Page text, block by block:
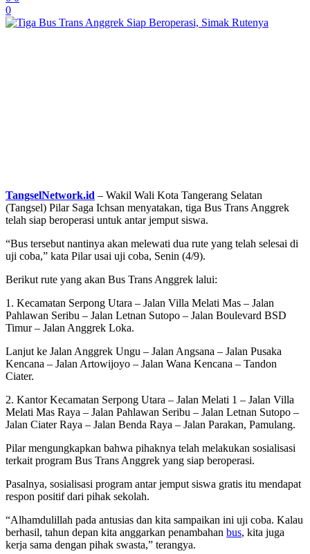
0
TangselNetwork.id – Wakil Wali Kota Tangerang Selatan
(Tangsel) Pilar Saga Ichsan menyatakan, tiga Bus Trans Anggrek
telah siap beroperasi untuk antar jemput siswa.
“Bus tersebut nantinya akan melewati dua rute yang telah selesai di
uji coba,” kata Pilar usai uji coba, Senin (4/9).
Berikut rute yang akan Bus Trans Anggrek lalui:
1. Kecamatan Serpong Utara – Jalan Villa Melati Mas – Jalan
Pahlawan Seribu – Jalan Letnan Sutopo – Jalan Boulevard BSD
Timur – Jalan Anggrek Loka.
Lanjut ke Jalan Anggrek Ungu – Jalan Angsana – Jalan Pusaka
Kencana – Jalan Artowijoyo – Jalan Wana Kencana – Tandon
Ciater.
2. Kantor Kecamatan Serpong Utara – Jalan Melati 1 – Jalan Villa
Melati Mas Raya – Jalan Pahlawan Seribu – Jalan Letnan Sutopo –
Jalan Ciater Raya – Jalan Benda Raya – Jalan Parakan, Pamulang.
Pilar mengungkapkan bahwa pihaknya telah melakukan sosialisasi
terkait program Bus Trans Anggrek yang siap beroperasi.
Pasalnya, sosialisasi program antar jemput siswa gratis itu mendapat
respon positif dari pihak sekolah.
“Alhamdulillah pada antusias dan kita sampaikan ini uji coba. Kalau
berhasil, tahun depan kita anggarkan penambahan bus, kita juga
kerja sama dengan pihak swasta,” terangya.